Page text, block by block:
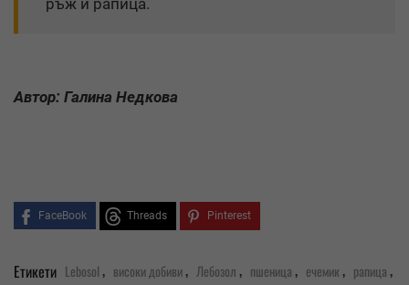
ръж и рапица.
Автор: Галина Недкова
FaceBook Threads Pinterest
Етикети Lebosol, високи добиви, Лебозол, пшеница, ечемик, рапица,